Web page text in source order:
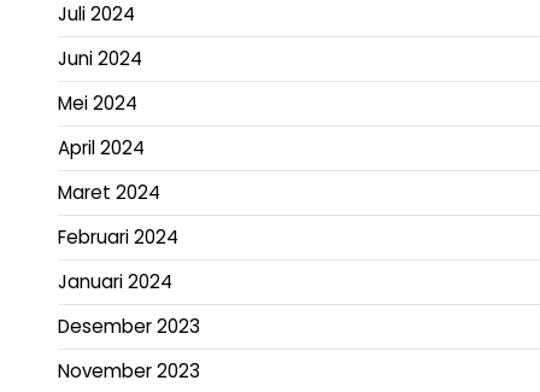
Juli 2024
Juni 2024
Mei 2024
April 2024
Maret 2024
Februari 2024
Januari 2024
Desember 2023
November 2023